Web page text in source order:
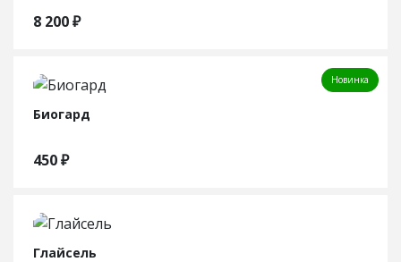
8 200₽
Новинка
Биогард
450₽
Глайсель